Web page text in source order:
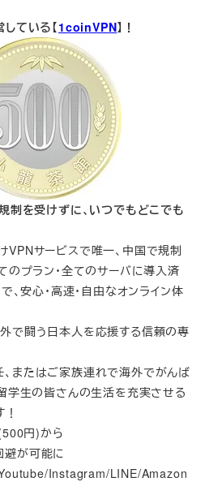
ている【1coinVPN】！
を受けずに、いつでもどこでも
VPNサービスで唯一、中国で規制
のプラン・全てのサーバに導入済
、安心・高速・自由なオンライン体
で闘う日本人を応援する信頼の専
、またはご家族連れで海外でがんば
学生の皆さんの生活を充実させる
円)から
避が可能に
Instagram/LINE/Amazon